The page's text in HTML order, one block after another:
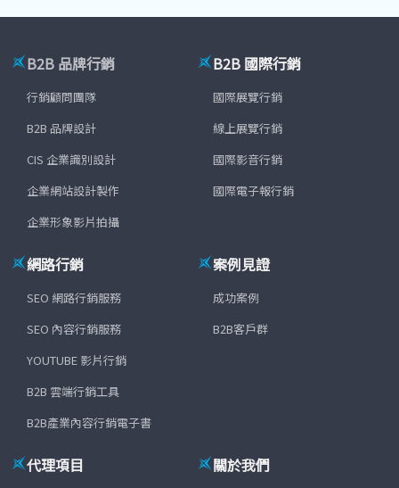
B2B 品牌行銷
行銷顧問團隊
B2B 品牌設計
CIS 企業識別設計
企業網站設計製作
企業形象影片拍攝
B2B 國際行銷
國際展覽行銷
線上展覽行銷
國際影音行銷
國際電子報行銷
網路行銷
SEO 網路行銷服務
SEO 內容行銷服務
YOUTUBE 影片行銷
B2B 雲端行銷工具
B2B產業內容行銷電子書
案例見證
成功案例
B2B客戶群
代理項目 關於我們